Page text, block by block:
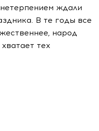
ждали
В те годы все
народ
тех